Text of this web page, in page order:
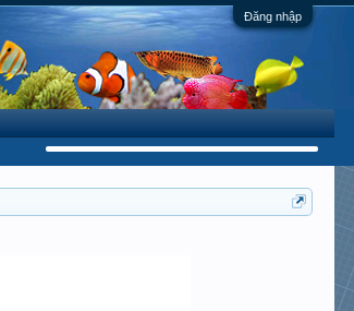
Đăng nhập